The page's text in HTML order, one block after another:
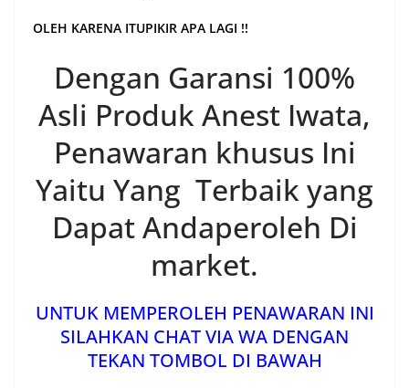
OLEH KARENA ITUPIKIR APA LAGI !!
Dengan Garansi 100%
Asli Produk Anest Iwata,
Penawaran khusus Ini
Yaitu Yang Terbaik yang
Dapat Andaperoleh Di
market.
UNTUK MEMPEROLEH PENAWARAN INI
SILAHKAN CHAT VIA WA DENGAN
TEKAN TOMBOL DI BAWAH